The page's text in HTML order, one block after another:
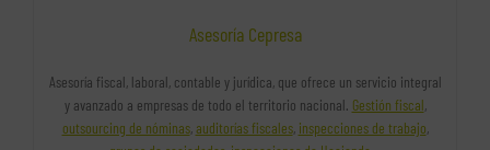
Asesoría Cepresa
Asesoría fiscal, laboral, contable y jurídica, que ofrece un servicio integral
y avanzado a empresas de todo el territorio nacional. Gestión fiscal,
outsourcing de nóminas,auditorías fiscales, inspecciones de trabajo,